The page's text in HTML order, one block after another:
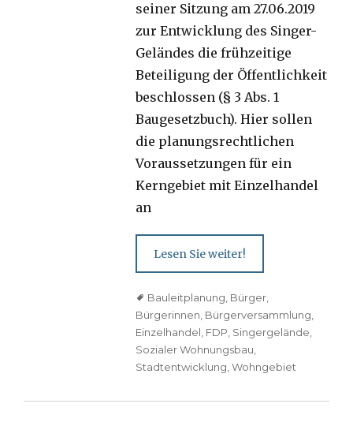
seiner Sitzung am 27.06.2019
zur Entwicklung des Singer-
Geländes die frühzeitige
Beteiligung der Öffentlichkeit
beschlossen (§ 3 Abs. 1
Baugesetzbuch). Hier sollen
die planungsrechtlichen
Voraussetzungen für ein
Kerngebiet mit Einzelhandel
an
Lesen Sie weiter!
TagsBauleitplanung Bürger
Bürgerinnen Bürgerversammlung
Einzelhandel FDP Singergelände
Sozialer Wohnungsbau
Stadtentwicklung ,Wohngebiet